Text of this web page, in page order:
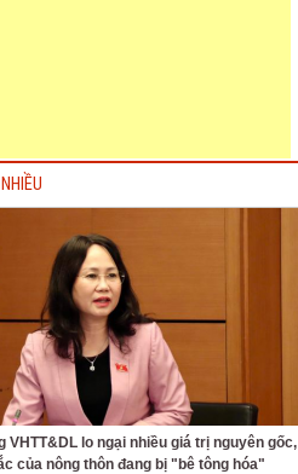
VHTT&DL lo ngại nhiều giá trị nguyên gốc,
của nông thôn đang bị "bê tông hóa"